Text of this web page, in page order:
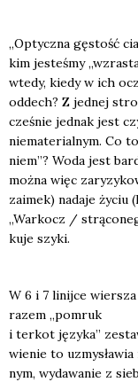
„Optycz­na gęstość
kim jeste­śmy
wte­dy, kie­dy w ich
oddech? Z jed­nej
cze­śnie jed­nak jest
nie­ma­te­rial­nym. Co
niem”? Woda jest
moż­na więc
zaimek) nada­je
„War­kocz /
ku­je szy­ki.
W 6 i 7 linij­ce
razem „pomruk
i ter­kot języ­ka”
wie­nie to
nym, wyda­wa­nie z